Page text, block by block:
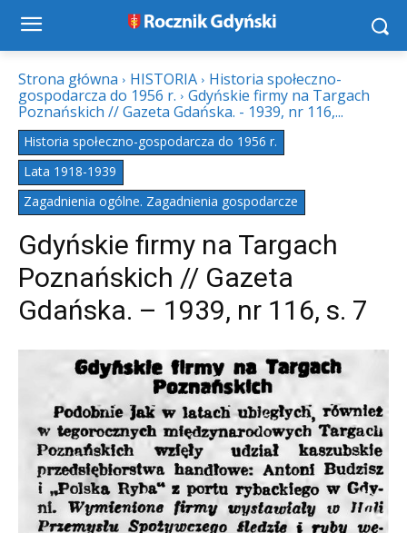
Strona główna HISTORIA
Historia społeczno-
gospodarcza do 1956 r.
Gdyńskie firmy na Targach
Poznańskich // Gazeta Gdańska. - 1939, nr 116,...
Historia społeczno-gospodarcza do 1956 r.
Lata 1918-1939
Zagadnienia ogólne. Zagadnienia gospodarcze
Gdyńskie firmy na Targach
Poznańskich // Gazeta
Gdańska. – 1939, nr 116, s. 7